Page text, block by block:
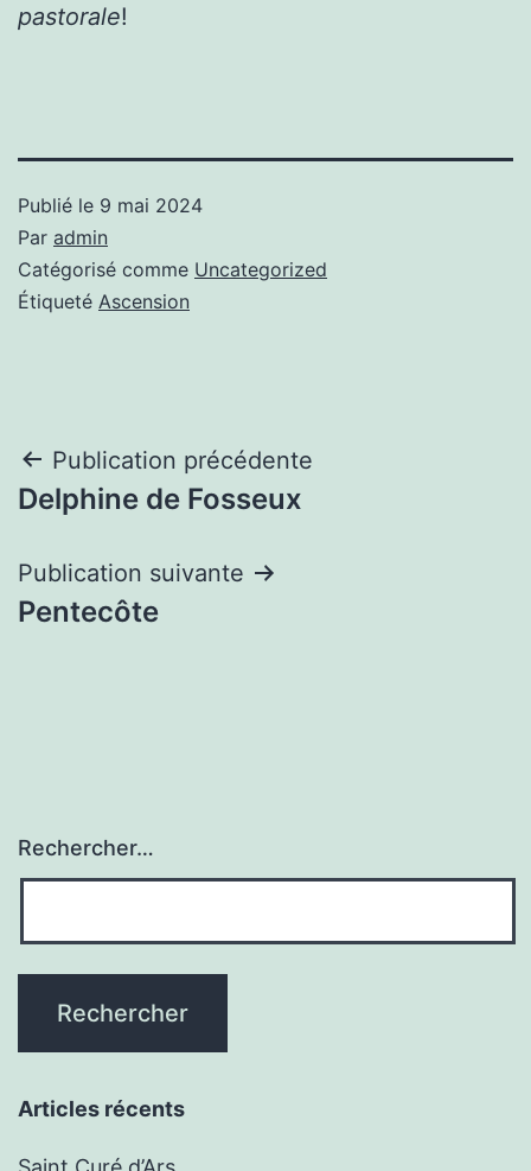
pastorale!
Publié le 9 mai 2024
Par admin
Catégorisé comme Uncategorized
Étiqueté Ascension
Navigation
de
l’article
Publication précédente
Delphine de Fosseux
Publication suivante
Pentecôte
Rechercher…
Articles récents